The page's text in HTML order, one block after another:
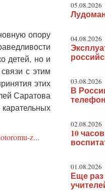
опору
детей, но и
с этим
этих
Саратова
z...
05.08.2026
04.08.2026
03.08.2026
В
02.08.2026
10
01.08.2026
Еще раз